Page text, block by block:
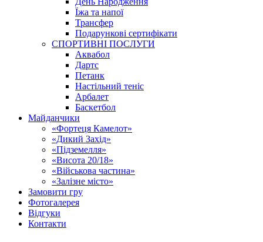
Їжа та напої
Трансфер
Подарункові сертифікати
СПОРТИВНІ ПОСЛУГИ
Аквабол
Дартс
Петанк
Настільний теніс
Арбалет
Баскетбол
Майданчики
«Фортеця Камелот»
«Дикий Захід»
«Підземелля»
«Висота 20/18»
«Військова частина»
«Залізне місто»
Замовити гру
Фотогалерея
Відгуки
Контакти